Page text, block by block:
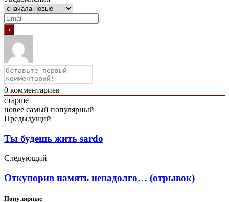
0 комментариев
старше
новее самый популярный
Предыдущий
Ты будешь жить sardo
Следующий
Откупорив память ненадолго… (отрывок)
Популярные